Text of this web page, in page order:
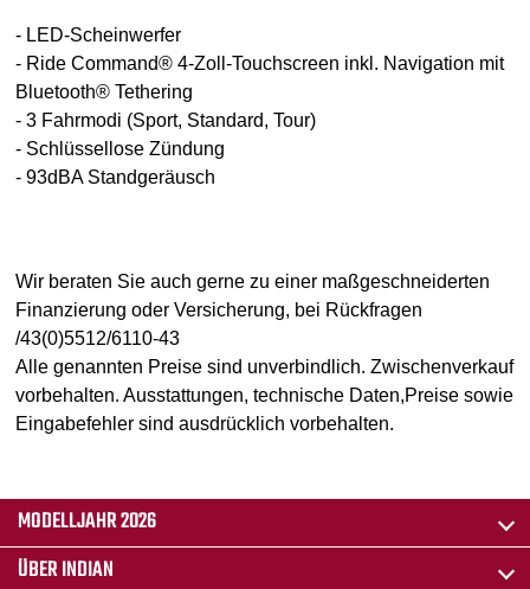
- LED-Scheinwerfer
- Ride Command® 4-Zoll-Touchscreen inkl. Navigation mit
Bluetooth® Tethering
- 3 Fahrmodi (Sport, Standard, Tour)
- Schlüssellose Zündung
- 93dBA Standgeräusch
Wir beraten Sie auch gerne zu einer maßgeschneiderten
Finanzierung oder Versicherung, bei Rückfragen
/43(0)5512/6110-43
Alle genannten Preise sind unverbindlich. Zwischenverkauf
vorbehalten. Ausstattungen, technische Daten,Preise sowie
Eingabefehler sind ausdrücklich vorbehalten.
MODELLJAHR 2026
ÜBER INDIAN